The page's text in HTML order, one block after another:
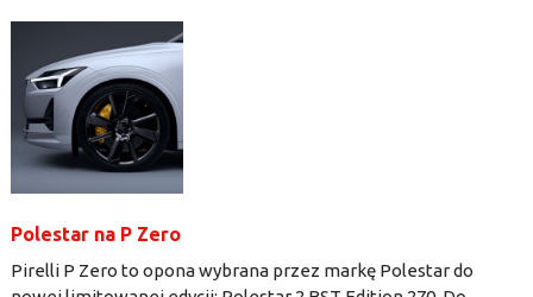
Polestar na P Zero
Pirelli P Zero to opona wybrana przez markę Polestar do